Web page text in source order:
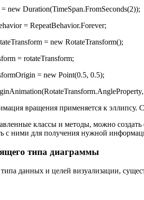
new Duration(TimeSpan.FromSeconds(2));
= RepeatBehavior.Forever;
= new RotateTransform();
= rotateTransform;
= new Point(0.5, 0.5);
вращения применяется к эллипсу.
классы и методы, можно
с ними для получения нужной
типа диаграммы
данных и целей визуализации,